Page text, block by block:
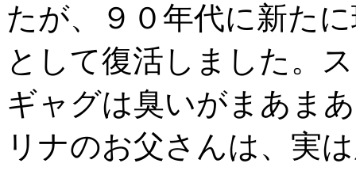
たが、９０年代に新た
として復活しました。
ギャグは臭いがまあま
リナのお父さんは、実